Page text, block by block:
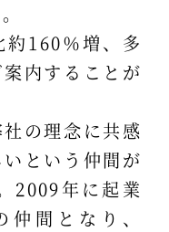
約160％増、多
内することが
の理念に共感
という仲間が
2009年に起業
間となり、